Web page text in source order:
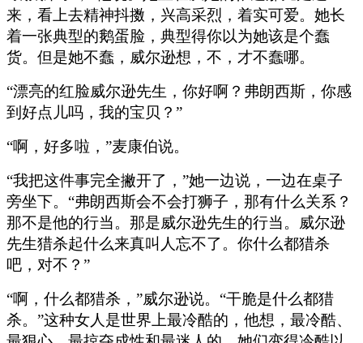
来，看上去精神抖擞，兴高采烈，着实可爱。她长
着一张典型的鹅蛋脸，典型得你以为她该是个蠢
货。但是她不蠢，威尔逊想，不，才不蠢哪。
“漂亮的红脸威尔逊先生，你好啊？弗朗西斯，你感
到好点儿吗，我的宝贝？”
“啊，好多啦，”麦康伯说。
“我把这件事完全撇开了，”她一边说，一边在桌子
旁坐下。“弗朗西斯会不会打狮子，那有什么关系？
那不是他的行当。那是威尔逊先生的行当。威尔逊
先生猎杀起什么来真叫人忘不了。你什么都猎杀
吧，对不？”
“啊，什么都猎杀，”威尔逊说。“干脆是什么都猎
杀。”这种女人是世界上最冷酷的，他想，最冷酷、